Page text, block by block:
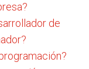
de